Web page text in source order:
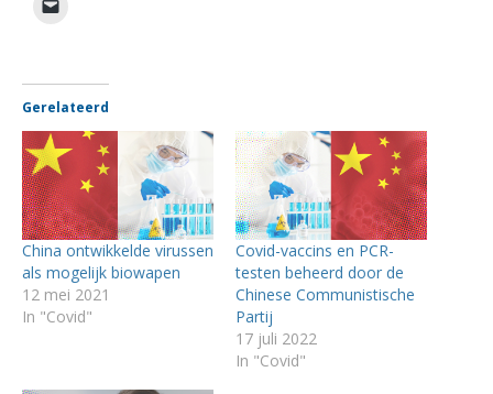
Gerelateerd
China ontwikkelde virussen
als mogelijk biowapen
12 mei 2021
In "Covid"
Covid-vaccins en PCR-
testen beheerd door de
Chinese Communistische
Partij
17 juli 2022
In "Covid"